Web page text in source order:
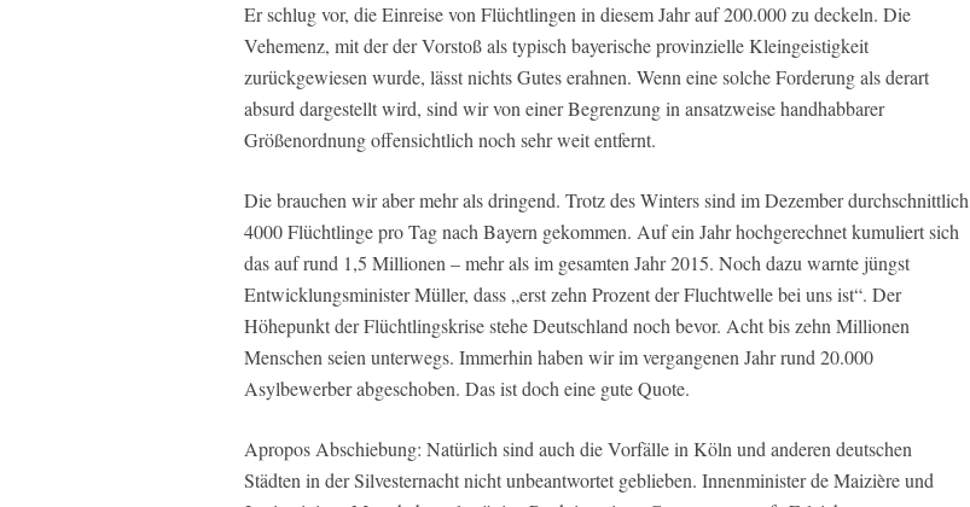
Er schlug vor, die Einreise von Flüchtlingen in diesem Jahr auf 200.000 zu deckeln. Die
Vehemenz, mit der der Vorstoß als typisch bayerische provinzielle Kleingeistigkeit
zurückgewiesen wurde, lässt nichts Gutes erahnen. Wenn eine solche Forderung als derart
absurd dargestellt wird, sind wir von einer Begrenzung in ansatzweise handhabbarer
Größenordnung offensichtlich noch sehr weit entfernt.
Die brauchen wir aber mehr als dringend. Trotz des Winters sind im Dezember durchschnittlich
4000 Flüchtlinge pro Tag nach Bayern gekommen. Auf ein Jahr hochgerechnet kumuliert sich
das auf rund 1,5 Millionen – mehr als im gesamten Jahr 2015. Noch dazu warnte jüngst
Entwicklungsminister Müller, dass „erst zehn Prozent der Fluchtwelle bei uns ist“. Der
Höhepunkt der Flüchtlingskrise stehe Deutschland noch bevor. Acht bis zehn Millionen
Menschen seien unterwegs. Immerhin haben wir im vergangenen Jahr rund 20.000
Asylbewerber abgeschoben. Das ist doch eine gute Quote.
Apropos Abschiebung: Natürlich sind auch die Vorfälle in Köln und anderen deutschen
Städten in der Silvesternacht nicht unbeantwortet geblieben. Innenminister de Maizière und